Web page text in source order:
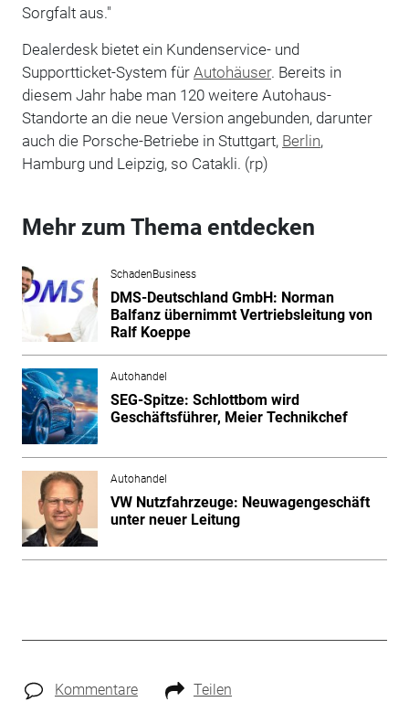
Sorgfalt aus."
Dealerdesk bietet ein Kundenservice- und
Supportticket-System für Autohäuser. Bereits in
diesem Jahr habe man 120 weitere Autohaus-
Standorte an die neue Version angebunden, darunter
auch die Porsche-Betriebe in Stuttgart, Berlin,
Hamburg und Leipzig, so Catakli. (rp)
Mehr zum Thema entdecken
SchadenBusiness
DMS-Deutschland GmbH: Norman
Balfanz übernimmt Vertriebsleitung von
Ralf Koeppe
Autohandel
SEG-Spitze: Schlottbom wird
Geschäftsführer, Meier Technikchef
Autohandel
VW Nutzfahrzeuge: Neuwagengeschäft
unter neuer Leitung
Kommentare Teilen